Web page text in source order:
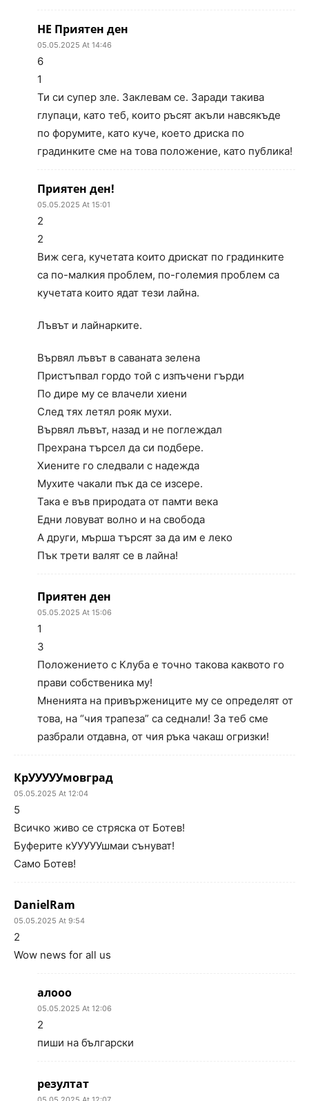
НЕ Приятен ден
05.05.2025 At 14:46
6
1
Ти си супер зле. Заклевам се. Заради такива
глупаци, като теб, които ръсят акъли навсякъде
по форумите, като куче, което дриска по
градинките сме на това положение, като публика!
Приятен ден!
05.05.2025 At 15:01
2
2
Виж сега, кучетата които дрискат по градинките
са по-малкия проблем, по-големия проблем са
кучетата които ядат тези лайна.
Лъвът и лайнарките.
Вървял лъвът в саваната зелена
Пристъпвал гордо той с изпъчени гърди
По дире му се влачели хиени
След тях летял рояк мухи.
Вървял лъвът, назад и не поглеждал
Прехрана търсел да си подбере.
Хиените го следвали с надежда
Мухите чакали пък да се изсере.
Така е във природата от памти века
Едни ловуват волно и на свобода
А други, мърша търсят за да им е леко
Пък трети валят се в лайна!
Приятен ден
05.05.2025 At 15:06
1
3
Положението с Клуба е точно такова каквото го
прави собственика му!
Мненията на привържениците му се определят от
това, на “чия трапеза” са седнали! За теб сме
разбрали отдавна, от чия ръка чакаш огризки!
КрУУУУУмовград
05.05.2025 At 12:04
5
Всичко живо се стряска от Ботев!
Буферите кУУУУУшмаи сънуват!
Само Ботев!
DanielRam
05.05.2025 At 9:54
2
Wow news for all us
алооо
05.05.2025 At 12:06
2
пиши на български
резултат